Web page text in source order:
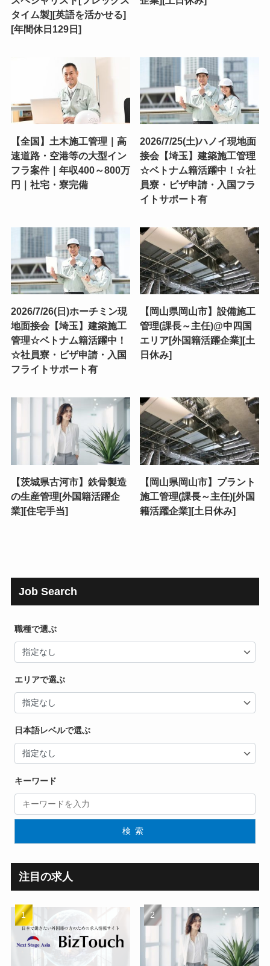
タイム製][英語を活かせる]
[年間休日129日]
【全国】土木施工管理｜高
速道路・空港等の大型イン
フラ案件｜年収400～800万
円｜社宅・寮完備
2026/7/25(土)ハノイ現地面
接会【埼玉】建築施工管理
☆ベトナム籍活躍中！☆社
員寮・ビザ申請・入国フラ
イトサポート有
2026/7/26(日)ホーチミン現
地面接会【埼玉】建築施工
管理☆ベトナム籍活躍中！
☆社員寮・ビザ申請・入国
フライトサポート有
【岡山県岡山市】設備施工
管理(課長～主任)@中四国
エリア[外国籍活躍企業][土
日休み]
【茨城県古河市】鉄骨製造
の生産管理[外国籍活躍企
業][住宅手当]
【岡山県岡山市】プラント
施工管理(課長～主任)[外国
籍活躍企業][土日休み]
Job Search
職種で選ぶ
エリアで選ぶ
日本語レベルで選ぶ
キーワード
検索
注目の求人